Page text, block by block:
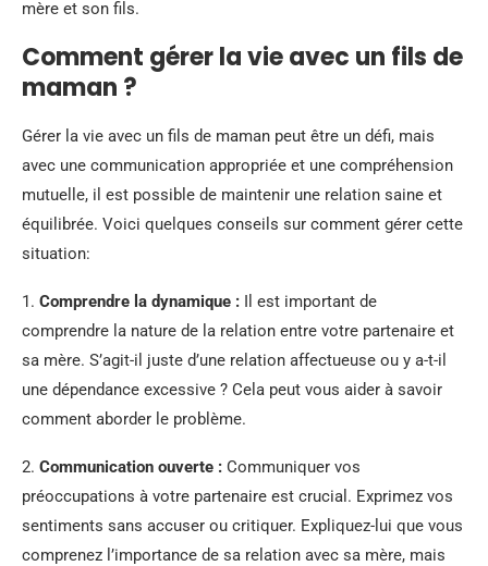
mère et son fils.
Comment gérer la vie avec un fils de
maman ?
Gérer la vie avec un fils de maman peut être un défi, mais
avec une communication appropriée et une compréhension
mutuelle, il est possible de maintenir une relation saine et
équilibrée. Voici quelques conseils sur comment gérer cette
situation:
1. Comprendre la dynamique : Il est important de
comprendre la nature de la relation entre votre partenaire et
sa mère. S’agit-il juste d’une relation affectueuse ou y a-t-il
une dépendance excessive ? Cela peut vous aider à savoir
comment aborder le problème.
2. Communication ouverte : Communiquer vos
préoccupations à votre partenaire est crucial. Exprimez vos
sentiments sans accuser ou critiquer. Expliquez-lui que vous
comprenez l’importance de sa relation avec sa mère, mais